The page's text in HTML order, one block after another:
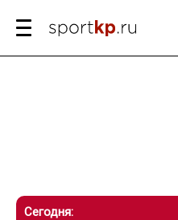
Сегодня: